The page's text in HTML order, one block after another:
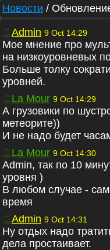
Новости /
Admin 9 Oct 14:29
Мое мнение про
на низкоуровневых
Больше толку
уровней.
La Mour 9 Oct 14:29
А грузовики по
метеорите))
И не надо будет
La Mour 9 Oct 14:30
Admin, так по 10
уровня )
В любом случае -
время
Admin 9 Oct 14:31
Ну отдых надо
дела простаивает.